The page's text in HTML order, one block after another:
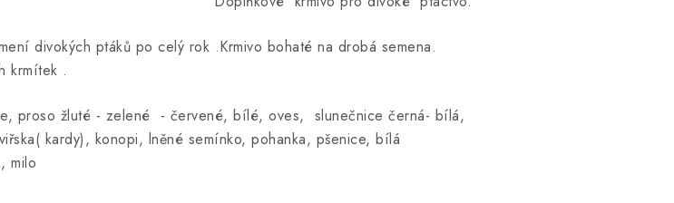
divokých ptáků po celý rok .Krmivo bohaté na drobá semena.
krmítek .
proso žluté - zelené - červené, bílé, oves, slunečnice černá- bílá,
kardy), konopi, lněné semínko, pohanka, pšenice, bílá
milo